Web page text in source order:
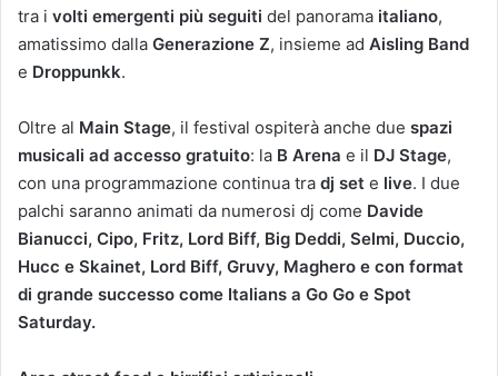
tra i volti emergenti più seguiti del panorama italiano,
amatissimo dalla Generazione Z, insieme ad Aisling Band
e Droppunkk.
Oltre al Main Stage, il festival ospiterà anche due spazi
musicali ad accesso gratuito: la B Arena e il DJ Stage,
con una programmazione continua tra dj set e live. I due
palchi saranno animati da numerosi dj come Davide
Bianucci, Cipo, Fritz, Lord Biff, Big Deddi, Selmi, Duccio,
Hucc e Skainet, Lord Biff, Gruvy, Maghero e con format
di grande successo come Italians a Go Go e Spot
Saturday.